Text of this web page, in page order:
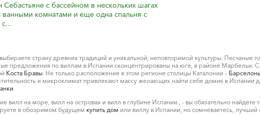
с бассейном в нескольких шагах
ванными комнатами и еще одна спальня с
страну древних традиций и уникальной, неповторимой культуры. Песчаные
предложения по виллам в Испании сконцентрированы на юге, в районе Марбельи.
Коста Бравы. Не только расположение в этом регионе столицы Каталонии –
и микроклимат привлекают массу желающих найти себе домик в
.
вилл на море, вилл на островах и вилл в глубине Испании., - вы обязательно
в обозримом будущем купить дом или виллу в Испании, но сомневаетесь,